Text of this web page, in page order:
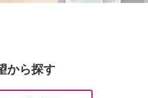
から探す